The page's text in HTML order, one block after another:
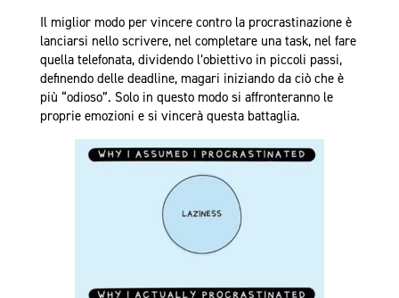
Il miglior modo per vincere contro la procrastinazione è
lanciarsi nello scrivere, nel completare una task, nel fare
quella telefonata, dividendo l’obiettivo in piccoli passi,
definendo delle deadline, magari iniziando da ciò che è
più “odioso”. Solo in questo modo si affronteranno le
proprie emozioni e si vincerà questa battaglia.